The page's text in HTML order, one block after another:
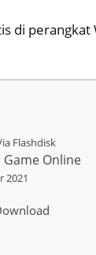
di perangkat
Flashdisk
Game Online
2021